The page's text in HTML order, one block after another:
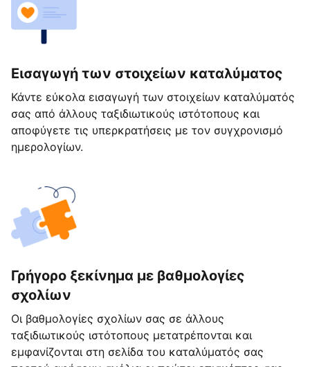
Εισαγωγή των στοιχείων καταλύματος
Κάντε εύκολα εισαγωγή των στοιχείων καταλύματός
σας από άλλους ταξιδιωτικούς ιστότοπους και
αποφύγετε τις υπερκρατήσεις με τον συγχρονισμό
ημερολογίων.
Γρήγορο ξεκίνημα με βαθμολογίες
σχολίων
Οι βαθμολογίες σχολίων σας σε άλλους
ταξιδιωτικούς ιστότοπους μετατρέπονται και
εμφανίζονται στη σελίδα του καταλύματός σας